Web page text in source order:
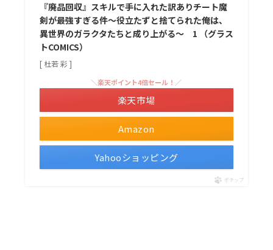
『廃品回収』スキルで手に入れた訳ありチート魔
剣が最強すぎる件～役立たずと捨てられた俺は、
異世界のガラクタたちと成り上がる～ 1 （グラス
トCOMICS）
[ 杜若 彩 ]
Amazon
＼楽天ポイント4倍セール！／
楽天市場
Yahooショッピング
ポチップ